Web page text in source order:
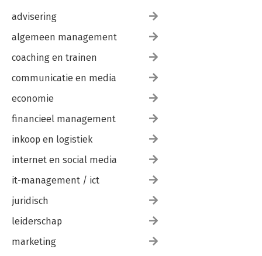
advisering
algemeen management
coaching en trainen
communicatie en media
economie
financieel management
inkoop en logistiek
internet en social media
it-management / ict
juridisch
leiderschap
marketing